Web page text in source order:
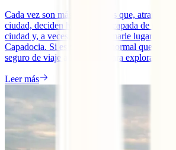
Cada vez son más los viajeros que, atraídos
ciudad, deciden hacer una escapada de
ciudad y, a veces, incluso sumarle lugares
Capadocia. Si es tu caso, es normal que
seguro de viaje a Estambul para explorar
Leer más